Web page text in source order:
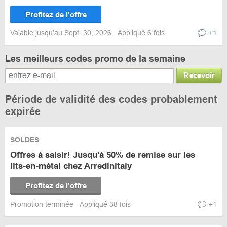
Profitez de l’offre
Valable jusqu’au Sept. 30, 2026 Appliqué 6 fois +1
Les meilleurs codes promo de la semaine
Recevoir
Période de validité des codes probablement
expirée
SOLDES
Offres à saisir! Jusqu'à 50% de remise sur les
lits-en-métal chez Arredinitaly
Profitez de l’offre
Promotion terminée Appliqué 38 fois +1